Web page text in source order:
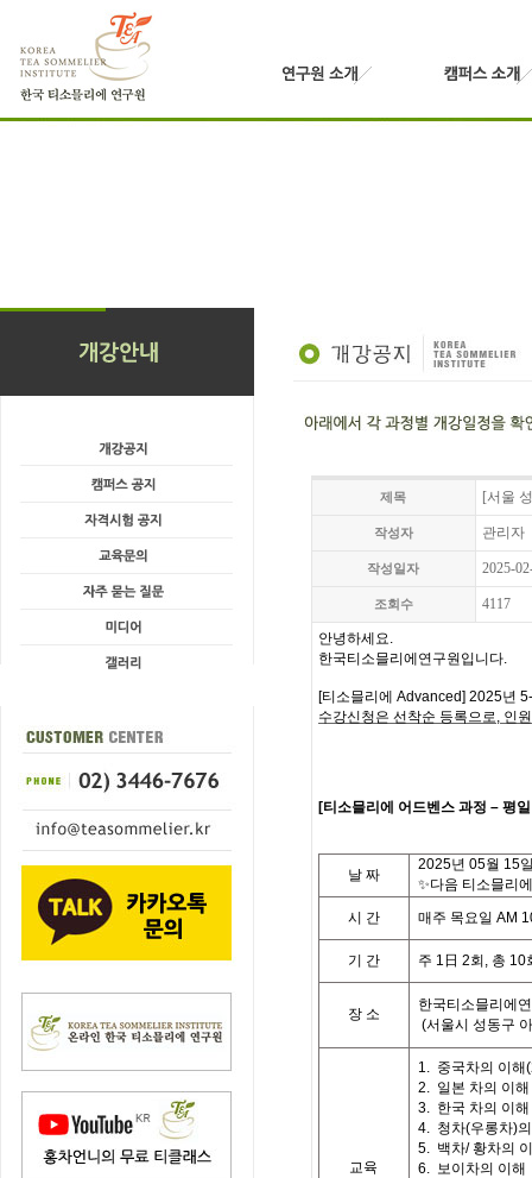
제목 [서울
작성자 관리자
작성일자 2025-
조회수 4117
안녕하세요.
한국티소믈리에연구원입니다.
[티소믈리에 Advanced] 2025년
수강신청은 선착순 등록으로, 인
[티 소믈리에 어드벤스 과정 – 평
날 짜
2025년 05월 15
✨다음 티소믈리
시
간 매주 목요일 AM
기 간 주 1 日 2회 , 총 10
장 소
한국티소믈리에
(서울시 성동구
교육
1. 중국차의 이해
2. 일본 차의 이해
3. 한국 차의 이해
4. 청차(우롱차)
5. 백차/ 황차의
6. 보이차의 이해